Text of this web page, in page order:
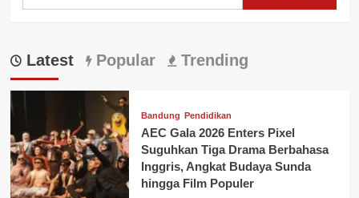
Latest Popular Trending
Bandung Pendidikan
AEC Gala 2026 Enters Pixel
Suguhkan Tiga Drama Berbahasa
Inggris, Angkat Budaya Sunda
hingga Film Populer